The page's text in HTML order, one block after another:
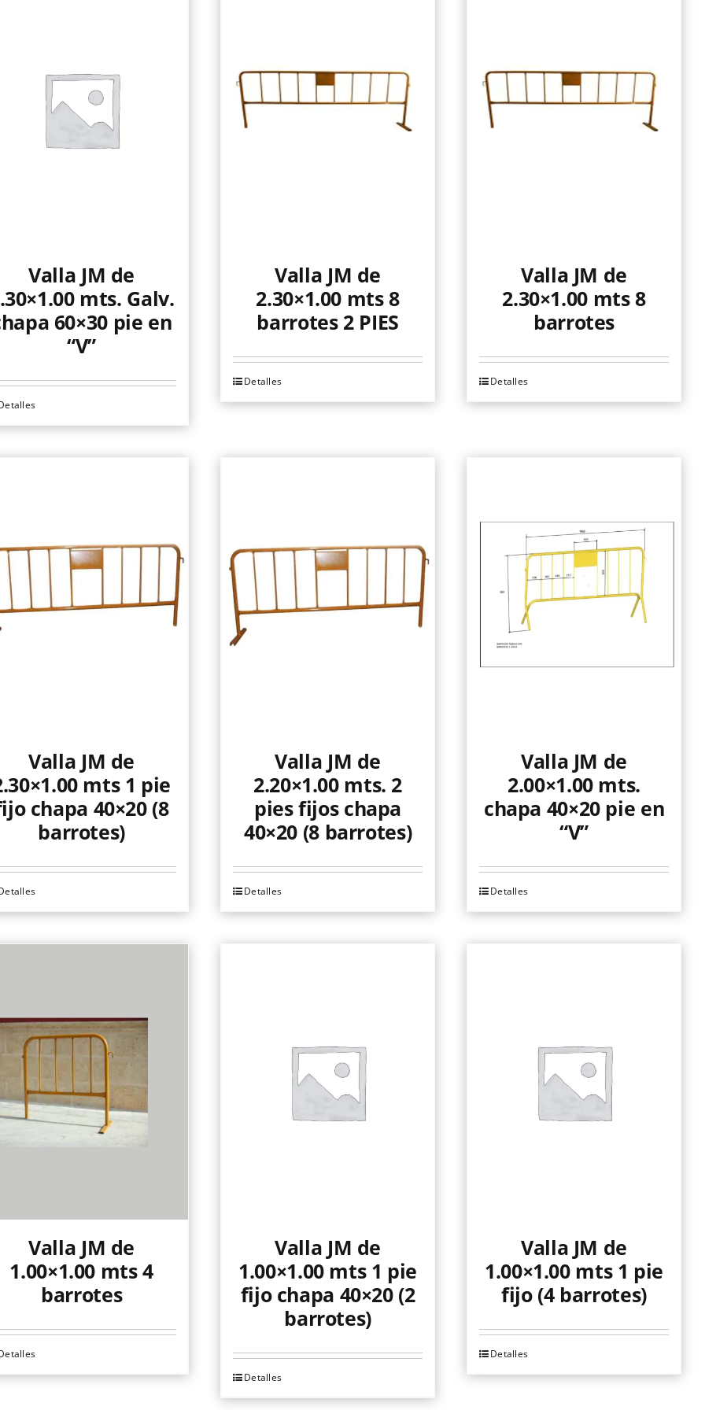
Valla JM de
mts. Galv.
60×30 pie en
“V”
Valla JM de
2.30×1.00 mts 8
barrotes 2 PIES
Detalles
Valla JM de
2.30×1.00 mts 8
barrotes
Detalles
Valla JM de
mts 1 pie
chapa 40×20 (8
barrotes)
Valla JM de
2.20×1.00 mts. 2
pies fijos chapa
40×20 (8 barrotes)
Detalles
Valla JM de
2.00×1.00 mts.
chapa 40×20 pie en
“V”
Detalles
Valla JM de
1.00×1.00 mts 4
barrotes
Valla JM de
1.00×1.00 mts 1 pie
fijo chapa 40×20 (2
barrotes)
Detalles
Valla JM de
1.00×1.00 mts 1 pie
fijo (4 barrotes)
Detalles